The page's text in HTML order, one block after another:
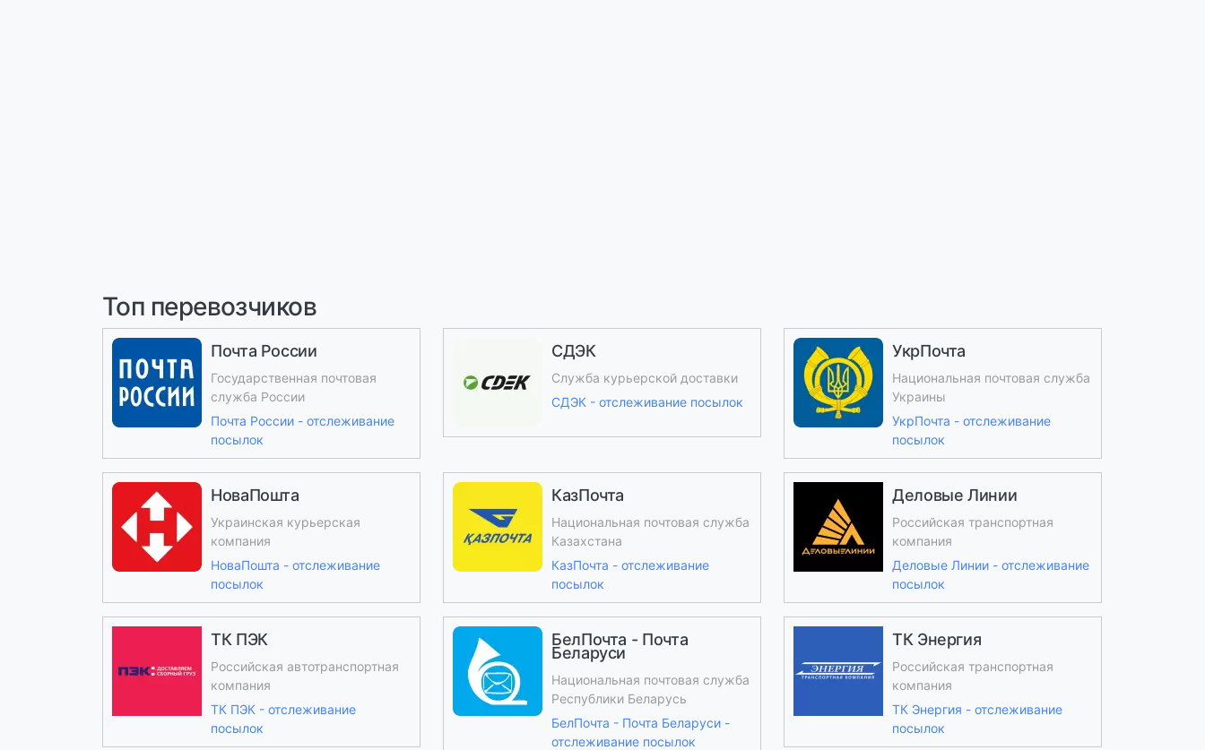
Топ перевозчиков
Почта России
Государственная почтовая
служба России
Почта России - отслеживание
посылок
СДЭК
Служба курьерской доставки
СДЭК - отслеживание посылок
УкрПочта
Национальная почтовая служба
Украины
УкрПочта - отслеживание
посылок
НоваПошта
Украинская курьерская
компания
НоваПошта - отслеживание
посылок
КазПочта
Национальная почтовая служба
Казахстана
КазПочта - отслеживание
посылок
Деловые Линии
Российская транспортная
компания
Деловые Линии - отслеживание
посылок
ТК ПЭК
Российская автотранспортная
компания
ТК ПЭК - отслеживание
посылок
БелПочта - Почта
Беларуси
Национальная почтовая служба
Республики Беларусь
БелПочта - Почта Беларуси -
отслеживание посылок
ТК Энергия
Российская транспортная
компания
ТК Энергия - отслеживание
посылок